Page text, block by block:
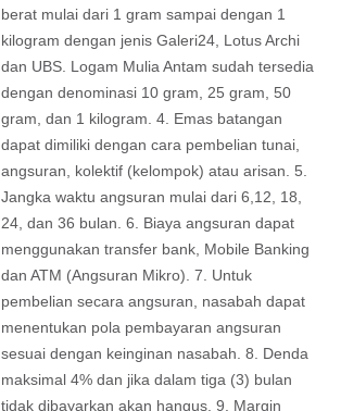
berat mulai dari 1 gram sampai dengan 1
kilogram dengan jenis Galeri24, Lotus Archi
dan UBS. Logam Mulia Antam sudah tersedia
dengan denominasi 10 gram, 25 gram, 50
gram, dan 1 kilogram. 4. Emas batangan
dapat dimiliki dengan cara pembelian tunai,
angsuran, kolektif (kelompok) atau arisan. 5.
Jangka waktu angsuran mulai dari 6,12, 18,
24, dan 36 bulan. 6. Biaya angsuran dapat
menggunakan transfer bank, Mobile Banking
dan ATM (Angsuran Mikro). 7. Untuk
pembelian secara angsuran, nasabah dapat
menentukan pola pembayaran angsuran
sesuai dengan keinginan nasabah. 8. Denda
maksimal 4% dan jika dalam tiga (3) bulan
tidak dibayarkan akan hangus. 9. Margin